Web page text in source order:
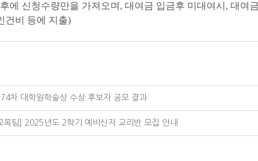
에 신청수량만을 가져오며, 대여금 입금후 미대여시, 대여
건비 등에 지출)
차 대학원학술상 수상 후보자 공모 결과
목팀] 2025년도 2학기 예비신자 교리반 모집 안내